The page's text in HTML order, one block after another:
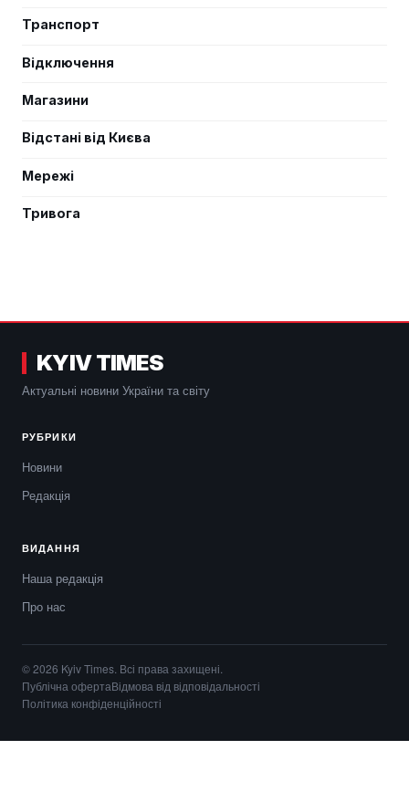
Транспорт
Відключення
Магазини
Відстані від Києва
Мережі
Тривога
KYIV TIMES
Актуальні новини України та світу
РУБРИКИ
Новини
Редакція
ВИДАННЯ
Наша редакція
Про нас
© 2026 Kyiv Times. Всі права захищені.
Публічна офертаВідмова від відповідальності
Політика конфіденційності